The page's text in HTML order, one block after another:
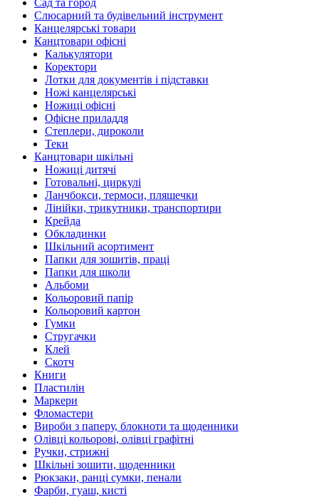
Сад та город
Слюсарний та будівельний інструмент
Канцелярські товари
Канцтовари офісні
Калькулятори
Коректори
Лотки для документів і підставки
Ножі канцелярські
Ножиці офісні
Офісне приладдя
Степлери, дироколи
Теки
Канцтовари шкільні
Ножиці дитячі
Готовальні, циркулі
Ланчбокси, термоси, пляшечки
Лінійки, трикутники, транспортири
Крейда
Обкладинки
Шкільний асортимент
Папки для зошитів, праці
Папки для школи
Альбоми
Кольоровий папір
Кольоровий картон
Гумки
Стругачки
Клей
Скотч
Книги
Пластилін
Маркери
Фломастери
Вироби з паперу, блокноти та щоденники
Олівці кольорові, олівці графітні
Ручки, стрижні
Шкільні зошити, щоденники
Рюкзаки, ранці сумки, пенали
Фарби, гуаш, кисті